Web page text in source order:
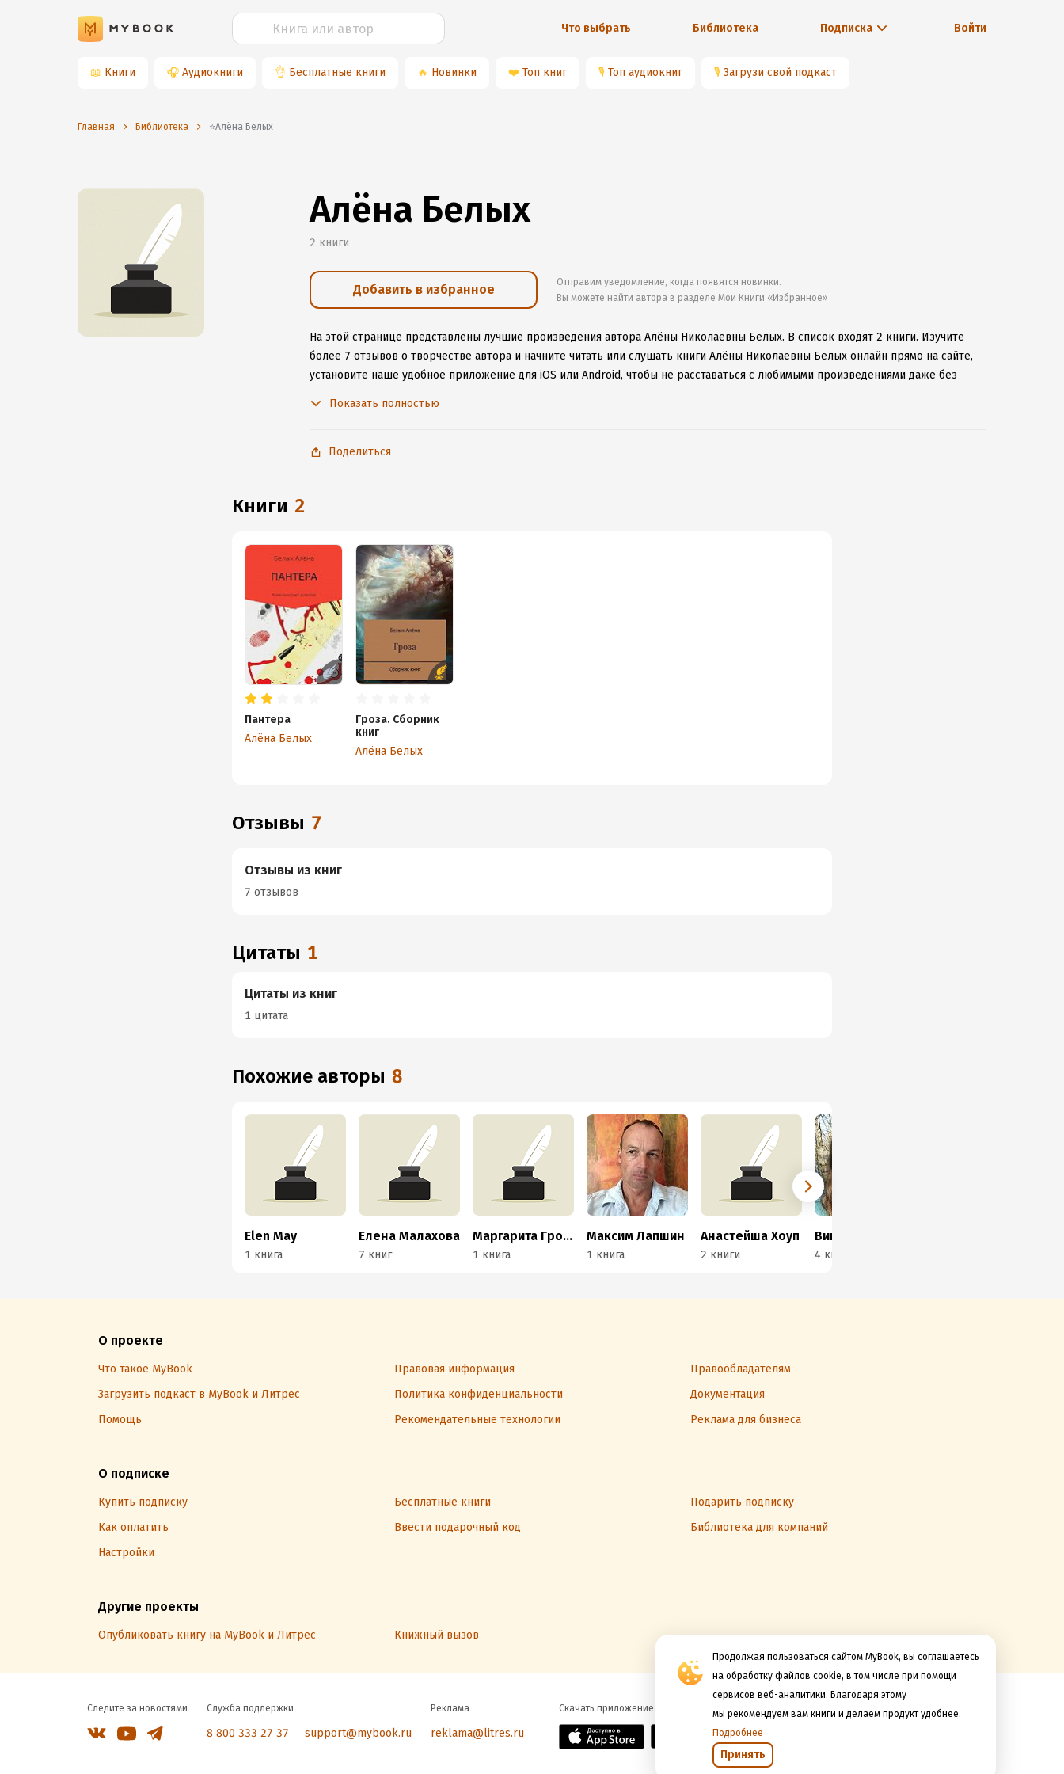
Что выбрать Библиотека Подписка Войти
📖 Книги 🎧 Аудиокниги 👌 Бесплатные книги 🔥 Новинки ❤️ Топ книг 🎙 Топ аудиокниг 🎙 Загрузи свой подкаст
Продолжая пользоваться сайтом MyBook, вы соглашаетесь
на обработку файлов cookie, в том числе при помощи
сервисов веб-аналитики. Благодаря этому
мы рекомендуем вам книги и делаем продукт удобнее.
Подробнее
Принять
Главная Библиотека ⭐️Алёна Белых
Алёна Белых
2 книги
Добавить в избранное
Отправим уведомление, когда появятся новинки.
Вы можете найти автора в разделе Мои Книги «Избранное»
На этой странице представлены лучшие произведения автора Алёны Николаевны Белых. В список входят 2 книги. Изучите
более 7 отзывов о творчестве автора и начните читать или слушать книги Алёны Николаевны Белых онлайн прямо на сайте,
установите наше удобное приложение для iOS или Android, чтобы не расставаться с любимыми произведениями даже без
Показать полностью
Поделиться
книги 2
Пантера
Алёна Белых
Гроза. Сборник
книг
Алёна Белых
Отзывы 7
Отзывы из книг
7 отзывов
Цитаты 1
Цитаты из книг
1 цитата
Похожие авторы 8
Elen May
1 книга
Елена Малахова
7 книг
Маргарита Грозная
1 книга
Максим Лапшин
1 книга
Анастейша Хоуп
2 книги
Виктория Ки-ма
4 книги
О проекте
Что такое MyBook Правовая информация
Правообладателям
Загрузить подкаст в MyBook и Литрес
Политика конфиденциальности
Документация
Помощь
Рекомендательные технологии Реклама для бизнеса
О подписке
Купить подписку Бесплатные книги
Подарить подписку
Как оплатить
Ввести подарочный код
Библиотека для компаний
Настройки
Другие проекты
Опубликовать книгу на MyBook и Литрес Книжный вызов
Следите за новостями Служба поддержки
8 800 333 27 37 support@mybook.ru
Реклама
reklama@litres.ru
Скачать приложение